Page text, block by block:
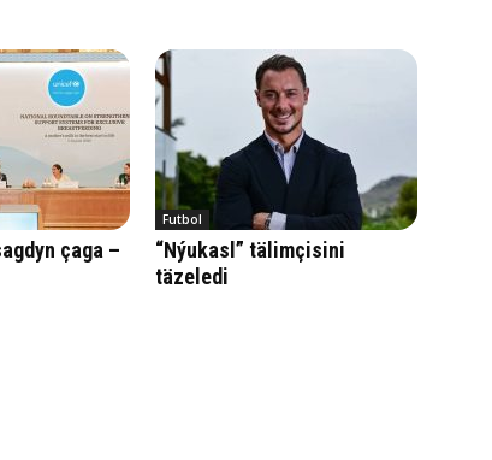
çaga –
Futbol
“Nýukasl” tälimçisini
täzeledi